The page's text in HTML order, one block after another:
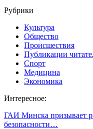
Рубрики
Культура
Общество
Происшествия
Публикации
Спорт
Медицина
Экономика
Интересное:
ГАИ Минска призывает
безопасности…